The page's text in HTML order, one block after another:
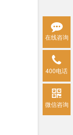
在线咨询
400电话
微信咨询